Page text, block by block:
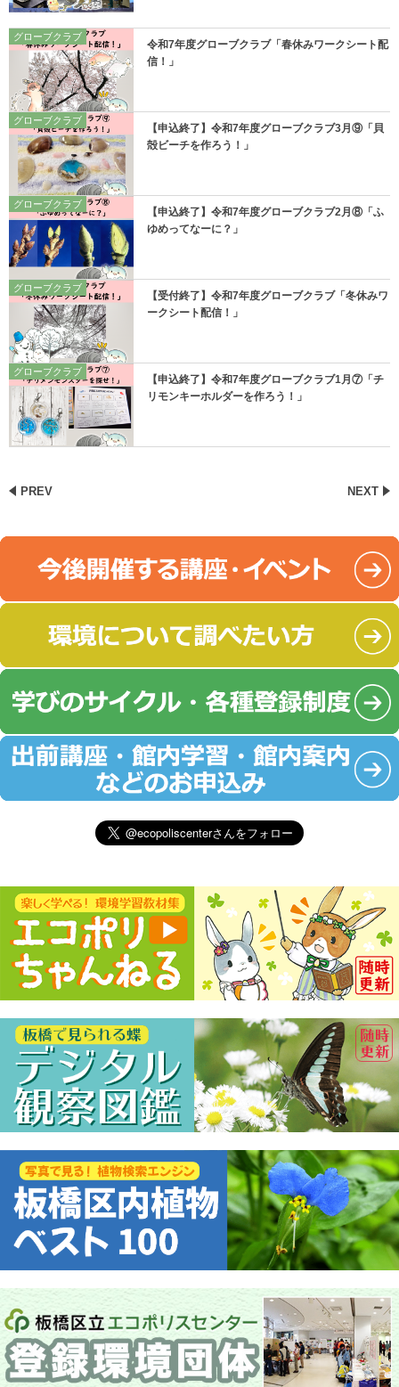
グローブクラブ
令和7年度グローブクラブ「春休みワークシート配
信！」
グローブクラブ
【申込終了】令和7年度グローブクラブ3月⑨「貝
殻ビーチを作ろう！」
グローブクラブ
【申込終了】令和7年度グローブクラブ2月⑧「ふ
ゆめってなーに？」
グローブクラブ
【受付終了】令和7年度グローブクラブ「冬休みワ
ークシート配信！」
グローブクラブ
【申込終了】令和7年度グローブクラブ1月⑦「チ
リモンキーホルダーを作ろう！」
PREV NEXT